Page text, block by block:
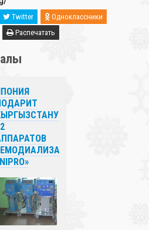
Twitter
Одноклассники
Распечатать